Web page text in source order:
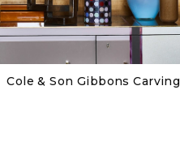
Cole & Son Gibbons Carving